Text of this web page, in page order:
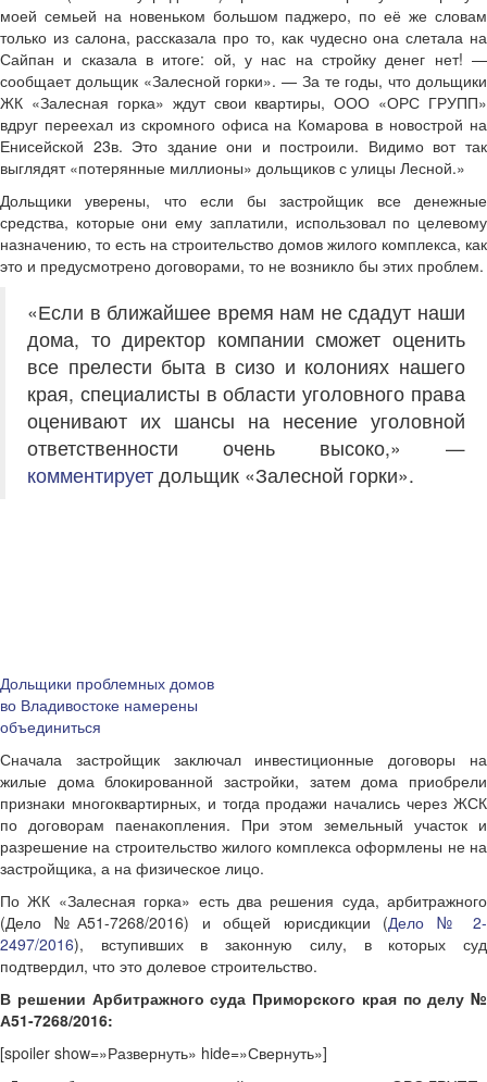
моей семьей на новеньком большом паджеро, по её же словам
только из салона, рассказала про то, как чудесно она слетала на
Сайпан и сказала в итоге: ой, у нас на стройку денег нет! —
сообщает дольщик «Залесной горки». — За те годы, что дольщики
ЖК «Залесная горка» ждут свои квартиры, ООО «ОРС ГРУПП»
вдруг переехал из скромного офиса на Комарова в новострой на
Енисейской 23в. Это здание они и построили. Видимо вот так
выглядят «потерянные миллионы» дольщиков с улицы Лесной.»
Дольщики уверены, что если бы застройщик все денежные
средства, которые они ему заплатили, использовал по целевому
назначению, то есть на строительство домов жилого комплекса, как
это и предусмотрено договорами, то не возникло бы этих проблем.
«Если в ближайшее время нам не сдадут наши
дома, то директор компании сможет оценить
все прелести быта в сизо и колониях нашего
края, специалисты в области уголовного права
оценивают их шансы на несение уголовной
ответственности очень высоко,» —
комментирует дольщик «Залесной горки».
Дольщики проблемных домов
во Владивостоке намерены
объединиться
Сначала застройщик заключал инвестиционные договоры на
жилые дома блокированной застройки, затем дома приобрели
признаки многоквартирных, и тогда продажи начались через ЖСК
по договорам паенакопления. При этом земельный участок и
разрешение на строительство жилого комплекса оформлены не на
застройщика, а на физическое лицо.
По ЖК «Залесная горка» есть два решения суда, арбитражного
(Дело №А51-7268/2016) и общей юрисдикции (Дело № 2-
2497/2016), вступивших в законную силу, в которых суд
подтвердил, что это долевое строительство.
В решении Арбитражного суда Приморского края по делу №
А51-7268/2016:
[spoiler show=»Развернуть» hide=»Свернуть»]